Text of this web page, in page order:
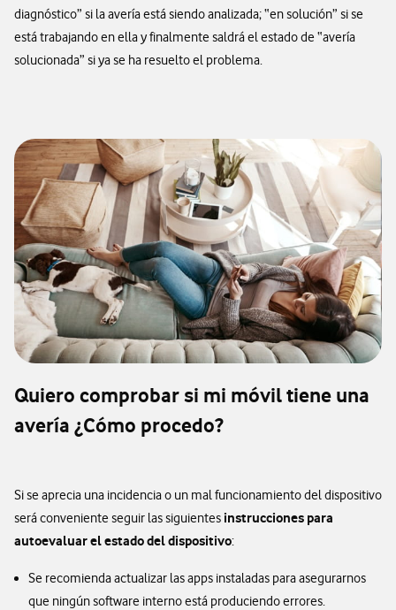
diagnóstico” si la avería está siendo analizada; “en solución” si se
está trabajando en ella y finalmente saldrá el estado de “avería
solucionada” si ya se ha resuelto el problema.
Quiero comprobar si mi móvil tiene una
avería ¿Cómo procedo?
Si se aprecia una incidencia o un mal funcionamiento del dispositivo
será conveniente seguir las siguientes instrucciones para
autoevaluar el estado del dispositivo:
Se recomienda actualizar las apps instaladas para asegurarnos
que ningún software interno está produciendo errores.